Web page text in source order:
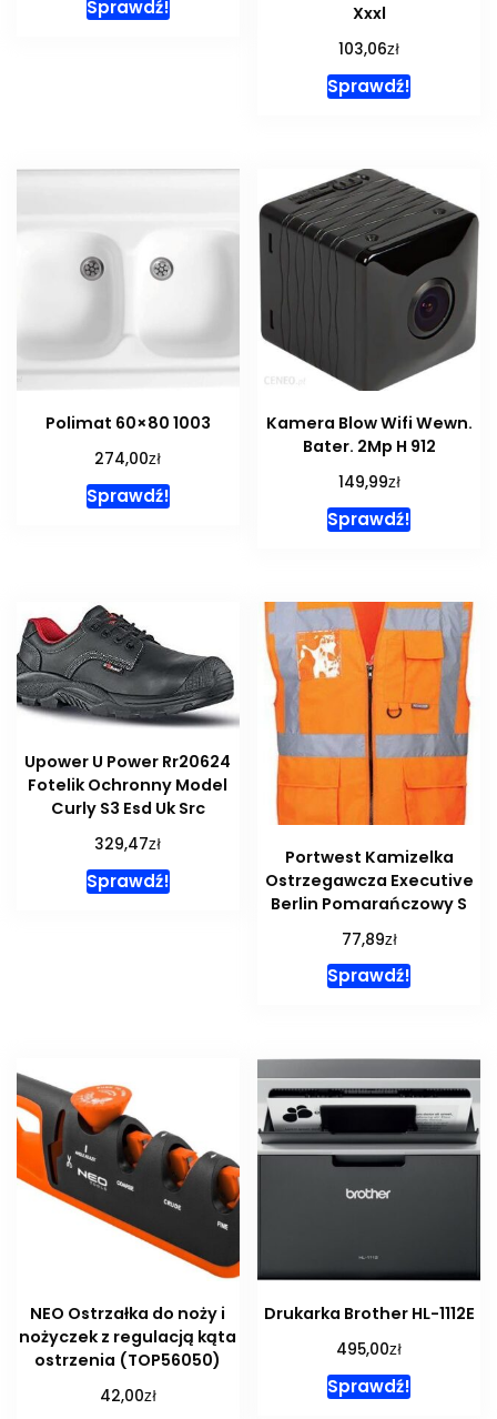
Sprawdź!
Xxxl
103,06zł
Sprawdź!
Polimat 60×80 1003
274,00zł
Sprawdź!
Kamera Blow Wifi Wewn.
Bater. 2Mp H 912
149,99zł
Sprawdź!
Upower U Power Rr20624
Fotelik Ochronny Model
Curly S3 Esd Uk Src
329,47zł
Sprawdź!
Portwest Kamizelka
Ostrzegawcza Executive
Berlin Pomarańczowy S
77,89zł
Sprawdź!
NEO Ostrzałka do noży i
nożyczek z regulacją kąta
ostrzenia (TOP56050)
42,00zł
Drukarka Brother HL-1112E
495,00zł
Sprawdź!